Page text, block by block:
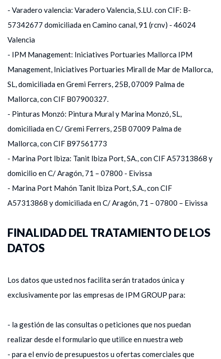
- Varadero valencia: Varadero Valencia, S.LU. con CIF: B-
57342677 domiciliada en Camino canal, 91 (rcnv) - 46024
Valencia
- IPM Management: Iniciatives Portuaries Mallorca IPM
Management, Iniciatives Portuaries Mirall de Mar de Mallorca,
SL, domiciliada en Gremi Ferrers, 25B, 07009 Palma de
Mallorca, con CIF B07900327.
- Pinturas Monzó: Pintura Mural y Marina Monzó, SL,
domiciliada en C/ Gremi Ferrers, 25B 07009 Palma de
Mallorca, con CIF B97561773
- Marina Port Ibiza: Tanit Ibiza Port, SA., con CIF A57313868 y
domicilio en C/ Aragón, 71 – 07800 - Eivissa
- Marina Port Mahón Tanit Ibiza Port, S.A., con CIF
A57313868 y domiciliada en C/ Aragón, 71 – 07800 – Eivissa
FINALIDAD DEL TRATAMIENTO DE LOS
DATOS
Los datos que usted nos facilita serán tratados única y
exclusivamente por las empresas de IPM GROUP para:
- la gestión de las consultas o peticiones que nos puedan
realizar desde el formulario que utilice en nuestra web
- para el envío de presupuestos u ofertas comerciales que